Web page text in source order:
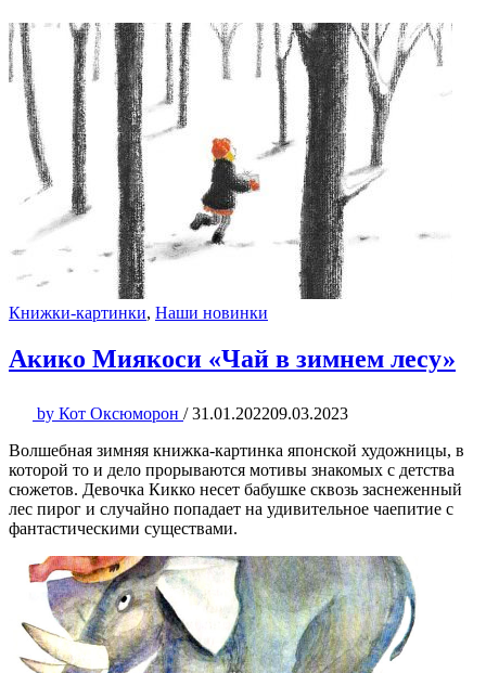
Книжки-картинки, Наши новинки
Акико Миякоси «Чай в зимнем лесу»
by Кот Оксюморон / 31.01.202209.03.2023
Волшебная зимняя книжка-картинка японской художницы, в
которой то и дело прорываются мотивы знакомых с детства
сюжетов. Девочка Кикко несет бабушке сквозь заснеженный
лес пирог и случайно попадает на удивительное чаепитие с
фантастическими существами.